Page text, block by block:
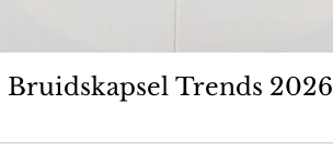
Bruidskapsel Trends 2026